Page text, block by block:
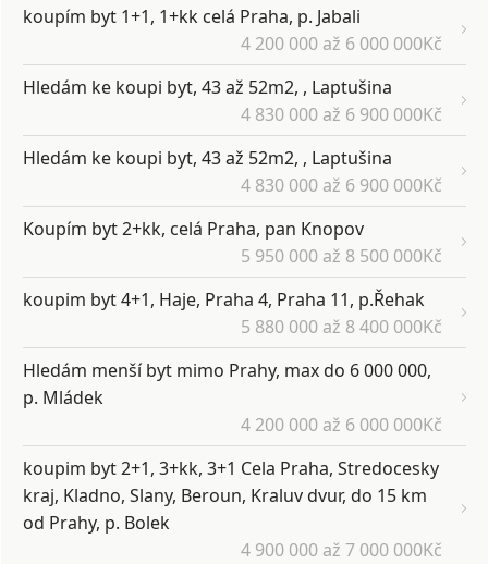
koupím byt 1+1, 1+kk celá Praha, p. Jabali
4 200 000 až 6 000 000Kč
Hledám ke koupi byt, 43 až 52m2, , Laptušina
4 830 000 až 6 900 000Kč
Hledám ke koupi byt, 43 až 52m2, , Laptušina
4 830 000 až 6 900 000Kč
Koupím byt 2+kk, celá Praha, pan Knopov
5 950 000 až 8 500 000Kč
koupim byt 4+1, Haje, Praha 4, Praha 11, p.Řehak
5 880 000 až 8 400 000Kč
Hledám menší byt mimo Prahy, max do 6 000 000,
p. Mládek
4 200 000 až 6 000 000Kč
koupim byt 2+1, 3+kk, 3+1 Cela Praha, Stredocesky
kraj, Kladno, Slany, Beroun, Kraluv dvur, do 15 km
od Prahy, p. Bolek
4 900 000 až 7 000 000Kč